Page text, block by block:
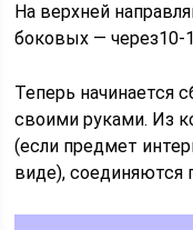
На верхней
боковых — через10-
Теперь начинается
своими руками. Из
(если предмет
виде), соединяются